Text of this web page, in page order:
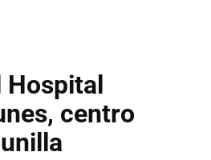
Hospital
centro